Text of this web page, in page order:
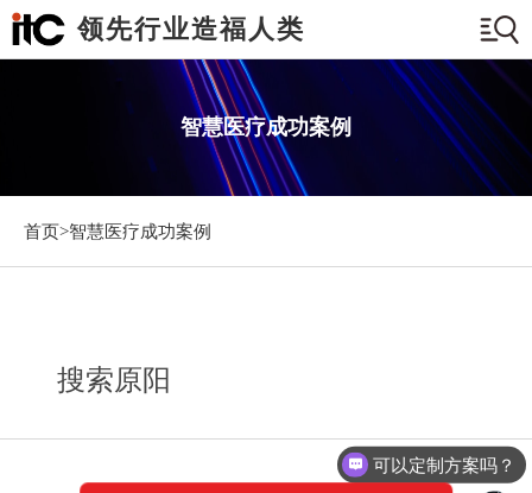
领先行业造福人类
智慧医疗成功案例
首页>智慧医疗成功案例
搜索原阳
可以定制方案吗？